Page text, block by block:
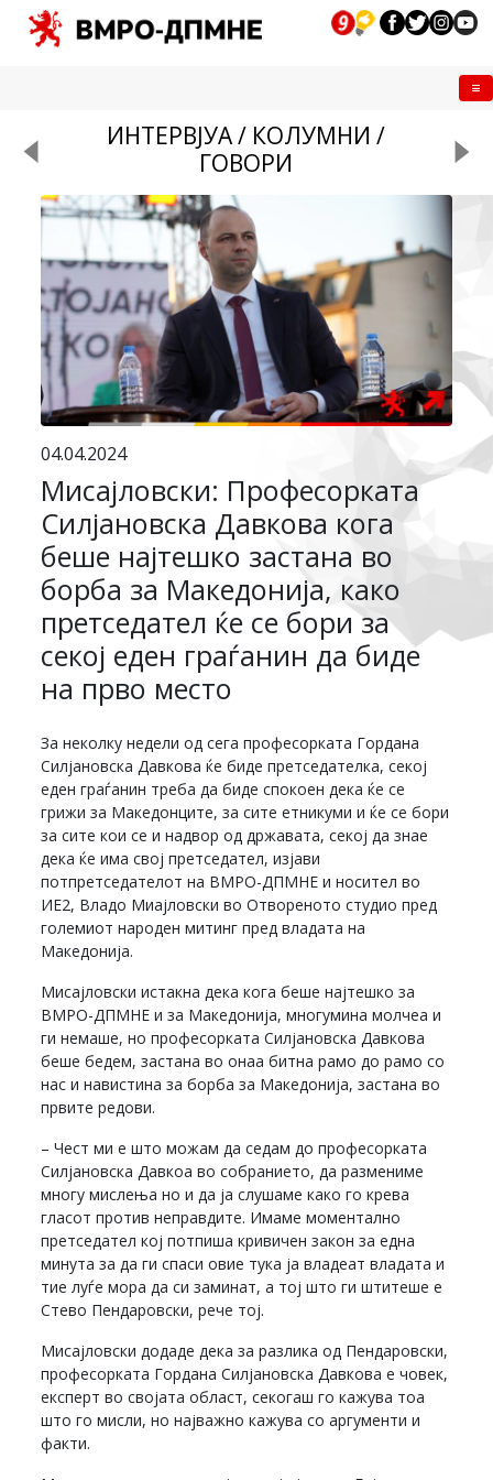
ИНТЕРВЈУА / КОЛУМНИ /
ГОВОРИ
04.04.2024
Мисајловски: Професорката
Силјановска Давкова кога
беше најтешко застана во
борба за Македонија, како
претседател ќе се бори за
секој еден граѓанин да биде
на прво место
За неколку недели од сега професорката Гордана
Силјановска Давкова ќе биде претседателка, секој
еден граѓанин треба да биде спокоен дека ќе се
грижи за Македонците, за сите етникуми и ќе се бори
за сите кои се и надвор од државата, секој да знае
дека ќе има свој претседател, изјави
потпретседателот на ВМРО-ДПМНЕ и носител во
ИЕ2, Владо Миајловски во Отвореното студио пред
големиот народен митинг пред владата на
Македонија.
Мисајловски истакна дека кога беше најтешко за
ВМРО-ДПМНЕ и за Македонија, многумина молчеа и
ги немаше, но професорката Силјановска Давкова
беше бедем, застана во онаа битна рамо до рамо со
нас и навистина за борба за Македонија, застана во
првите редови.
– Чест ми е што можам да седам до професорката
Силјановска Давкоа во собранието, да размениме
многу мислења но и да ја слушаме како го крева
гласот против неправдите. Имаме моментално
претседател кој потпиша кривичен закон за една
минута за да ги спаси овие тука ја владеат владата и
тие луѓе мора да си заминат, а тој што ги штитеше е
Стево Пендаровски, рече тој.
Мисајловски додаде дека за разлика од Пендаровски,
професорката Гордана Силјановска Давкова е човек,
експерт во својата област, секогаш го кажува тоа
што го мисли, но најважно кажува со аргументи и
факти.